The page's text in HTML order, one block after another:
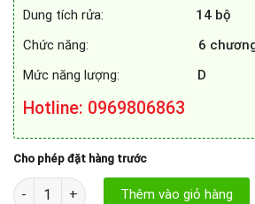
Dung tích rửa: 14 bộ
Chức năng: 6
Mức năng lượng:
D
Hotline: 0969806863
Cho phép đặt hàng trước
MÁY RỬA BÁT BOSCH SGH4HCX48E số
Thêm vào giỏ hàng